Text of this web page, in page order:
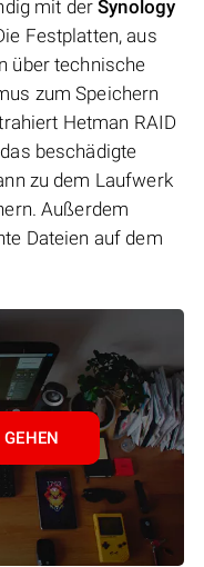
mit derSynology
Festplatten, aus
über technische
zum Speichern
Hetman RAID
beschädigte
zu dem Laufwerk
Außerdem
Dateien auf dem